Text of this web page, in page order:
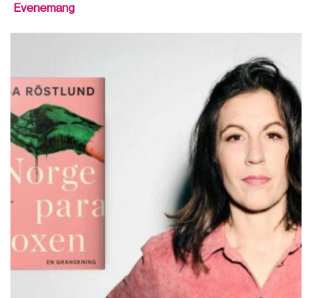
Evenemang